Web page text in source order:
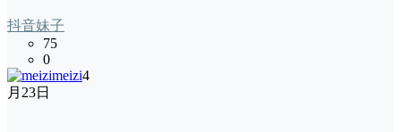
抖音妹子
75
0
meizi4
月23日